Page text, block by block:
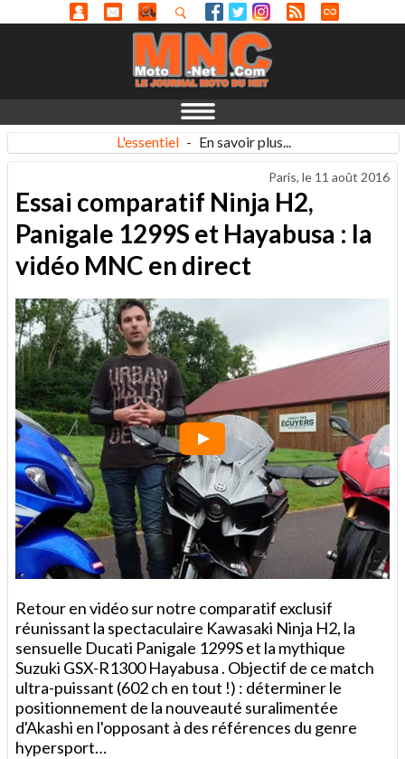
L'essentiel - En savoir plus...
Paris, le 11 août 2016
Essai comparatif Ninja H2,
Panigale 1299S et Hayabusa : la
vidéo MNC en direct
Retour en vidéo sur notre comparatif exclusif
réunissant la spectaculaire Kawasaki Ninja H2, la
sensuelle Ducati Panigale 1299S et la mythique
Suzuki GSX-R1300 Hayabusa . Objectif de ce match
ultra-puissant (602 ch en tout !) : déterminer le
positionnement de la nouveauté suralimentée
d'Akashi en l'opposant à des références du genre
hypersport…